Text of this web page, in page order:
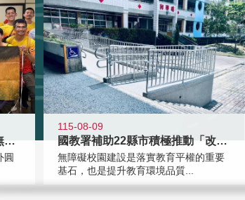
青年百億海外圓夢基金計畫「無礙征途
圓
115-08-09
國教署補助22縣市積極推動「改善無
無障礙校園建設是落實教育平權的重要
基石，也是提升教育環境品質...